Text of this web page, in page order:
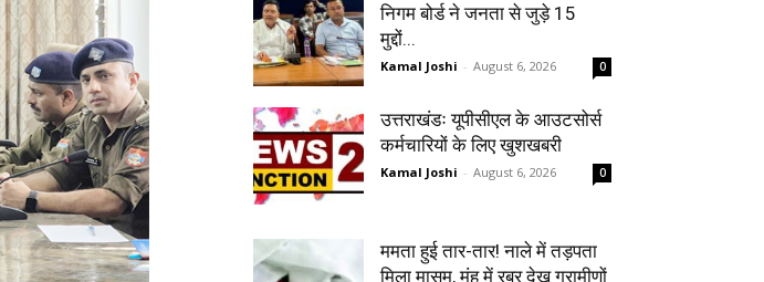
निगम बोर्ड ने जनता से जुड़े 15
मुद्दों...
Kamal Joshi - August 6, 2026 0
उत्तराखंडः यूपीसीएल के आउटसोर्स
कर्मचारियों के लिए खुशखबरी
Kamal Joshi - August 6, 2026 0
ममता हुई तार-तार! नाले में तड़पता
मिला मासूम, मुंह में रबर देख ग्रामीणों